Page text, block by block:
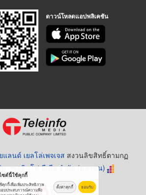
ดาวน์โหลดแอปพลิเคชัน
แลนด์ เยลโล่เพจเจส สงวนลิขสิทธิ์ตามกฏ
เทเลอินโฟ มีเดีย จำกัด (มหาชน)
ซต์นี้ใช้คุกกี้
คุกกี้เพื่อเพิ่มประสิทธิภาพ
อบประสบการณ์ความพึง
ตั้งค่าคุกกี้ ยอมรับ